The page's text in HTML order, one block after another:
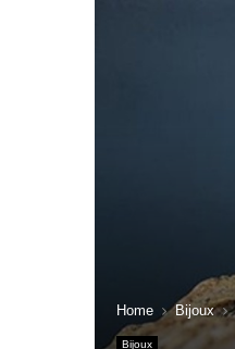
Home Bijoux
Bijoux